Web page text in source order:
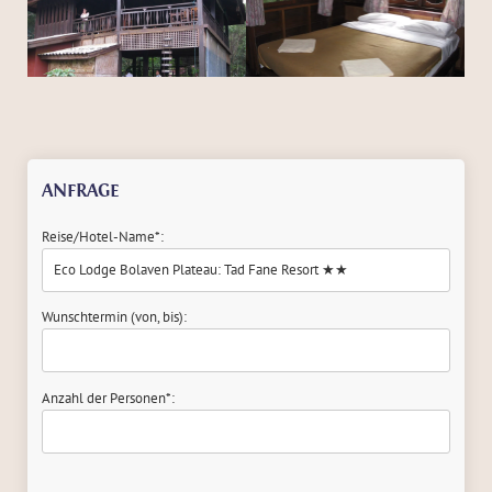
ANFRAGE
Reise/Hotel-Name*:
Wunschtermin (von, bis):
Anzahl der Personen*: